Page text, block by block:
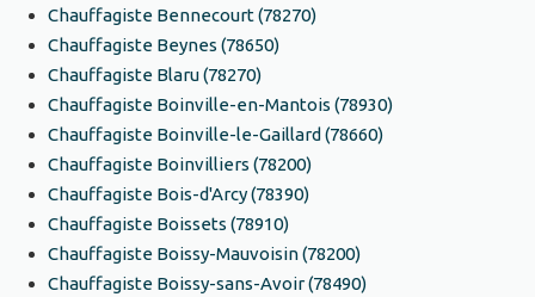
Chauffagiste Bennecourt (78270)
Chauffagiste Beynes (78650)
Chauffagiste Blaru (78270)
Chauffagiste Boinville-en-Mantois (78930)
Chauffagiste Boinville-le-Gaillard (78660)
Chauffagiste Boinvilliers (78200)
Chauffagiste Bois-d'Arcy (78390)
Chauffagiste Boissets (78910)
Chauffagiste Boissy-Mauvoisin (78200)
Chauffagiste Boissy-sans-Avoir (78490)